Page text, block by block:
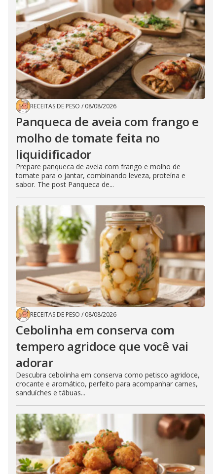
RECEITAS DE PESO / 08/08/2026
Panqueca de aveia com frango e
molho de tomate feita no
liquidificador
Prepare panqueca de aveia com frango e molho de
tomate para o jantar, combinando leveza, proteína e
sabor. The post Panqueca de...
RECEITAS DE PESO / 08/08/2026
Cebolinha em conserva com
tempero agridoce que você vai
adorar
Descubra cebolinha em conserva como petisco agridoce,
crocante e aromático, perfeito para acompanhar carnes,
sanduíches e tábuas...